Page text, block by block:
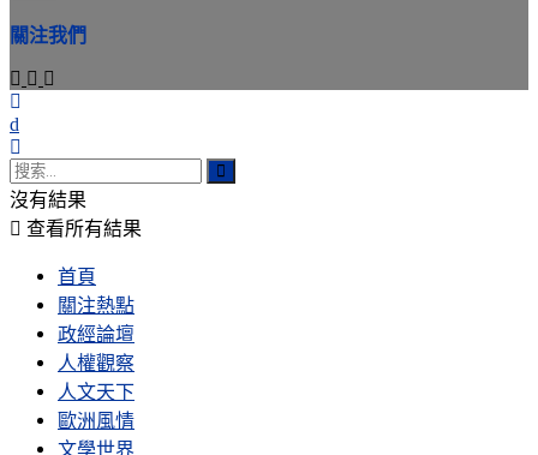
件
址
關注我們
沒有結果
查看所有結果
首頁
關注熱點
政經論壇
人權觀察
人文天下
歐洲風情
文學世界